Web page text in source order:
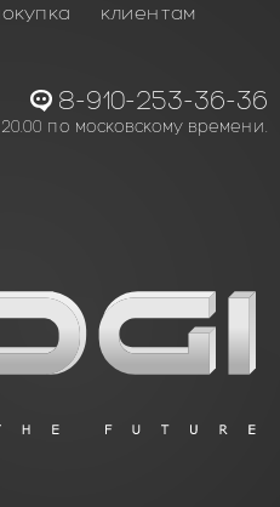
клиентам
8-910-253-36-36
по московскому времени.